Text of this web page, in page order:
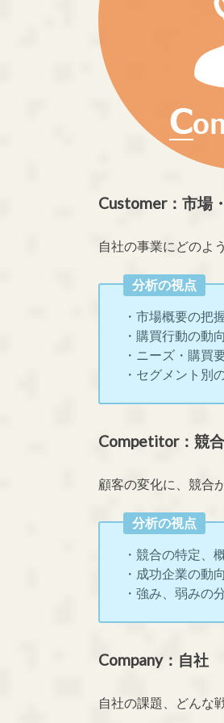
Customer：市場
自社の事業にどのよ
分析の視点
・市場概要の把
・購買行動の動向
・ニーズ・購買
・セグメント別
Competitor：競合
顧客の変化に、競合
分析の視点
・競合の特定、
・成功企業の動
・強み、弱みの
Company：自社
自社の課題、どんな